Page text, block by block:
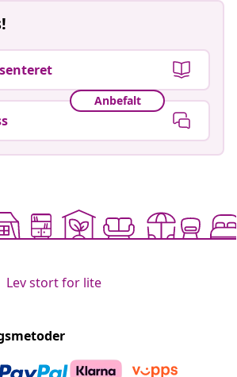
Anbefalt
Lev stort for lite